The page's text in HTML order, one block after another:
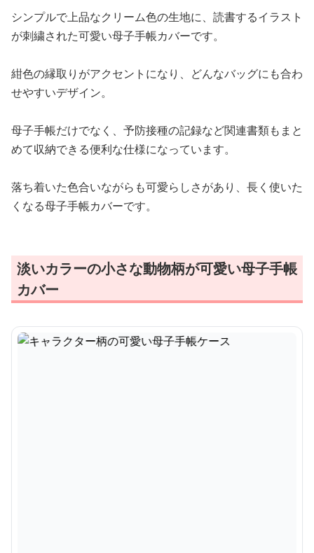
シンプルで上品なクリーム色の生地に、読書するイラスト
が刺繍された可愛い母子手帳カバーです。
紺色の縁取りがアクセントになり、どんなバッグにも合わ
せやすいデザイン。
母子手帳だけでなく、予防接種の記録など関連書類もまと
めて収納できる便利な仕様になっています。
落ち着いた色合いながらも可愛らしさがあり、長く使いた
くなる母子手帳カバーです。
淡いカラーの小さな動物柄が可愛い母子手帳
カバー